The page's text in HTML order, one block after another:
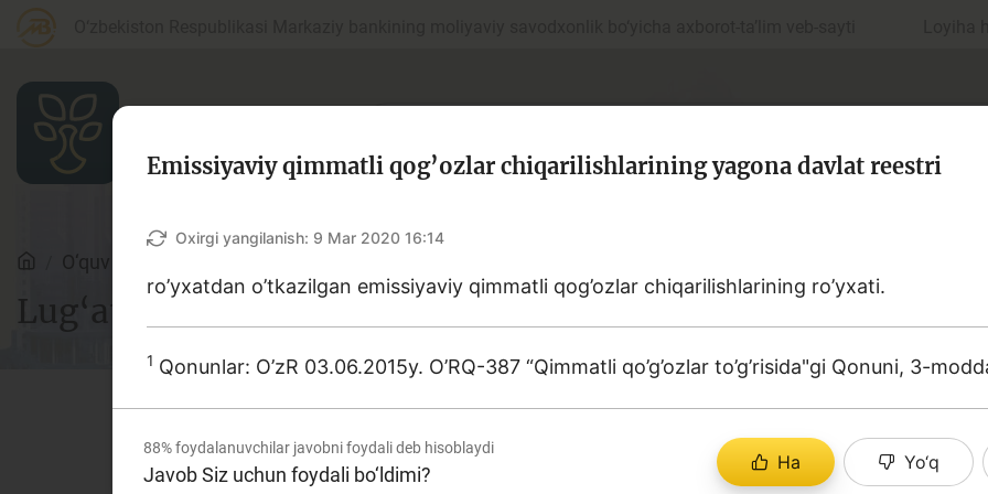
Maqolalar
Depozit (omonatlar) Kredit Budjet
O‘quv qo‘llanmalar
Lug‘at
Ushbu lug‘atda bank va moliya sohasiga oid terminlarning aniq ta'riflarini
Emissiyaviy qimmatli qog’ozlar chiqarilishlarining yagona davlat reestri
Oxirgi yangilanish: 9 Mar 2020 16:14
ro’yxatdan o’tkazilgan emissiyaviy qimmatli qog’ozlar chiqarilishlarining ro’yxati.
1 Qonunlar: O’zR 03.06.2015y. O’RQ-387 “Qimmatli qo’g’ozlar to’g’risida"gi Qonuni, 3-
88%foydalanuvchilar javobni foydali deb hisoblaydi
Javob Siz uchun foydali bo‘ldimi?
Ha Yo‘q